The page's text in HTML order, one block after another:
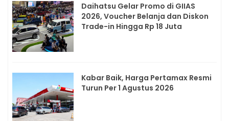
Daihatsu Gelar Promo di GIIAS
2026, Voucher Belanja dan Diskon
Trade-in Hingga Rp 18 Juta
Kabar Baik, Harga Pertamax Resmi
Turun Per 1 Agustus 2026